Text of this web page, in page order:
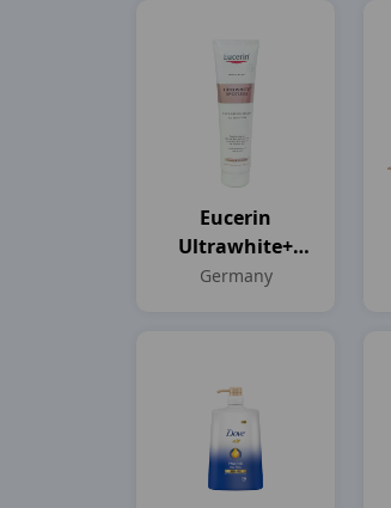
Eucerin
Ultrawhite+
Spotless Gentle
Germany